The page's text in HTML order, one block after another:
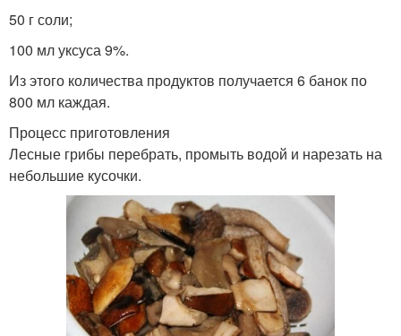
50 г соли;
100 мл уксуса 9%.
Из этого количества продуктов получается 6 банок по
800 мл каждая.
Процесс приготовления
Лесные грибы перебрать, промыть водой и нарезать на
небольшие кусочки.